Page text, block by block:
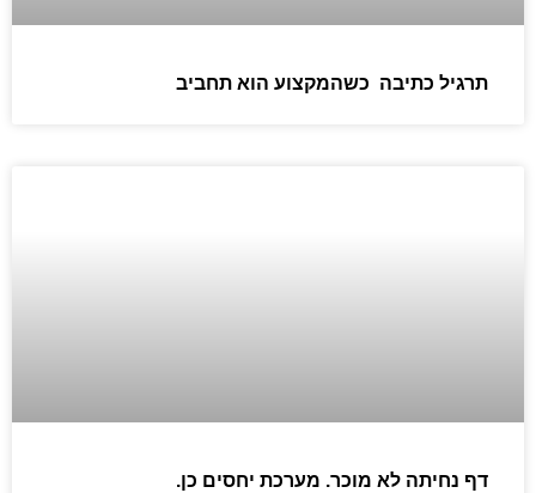
תרגיל כתיבה כשהמקצוע הוא תחביב
דף נחיתה לא מוכר. מערכת יחסים כן.